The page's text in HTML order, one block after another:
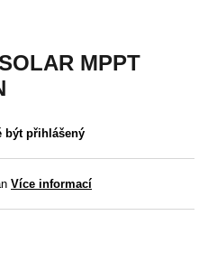
MPPT
být přihlášený
Více informací